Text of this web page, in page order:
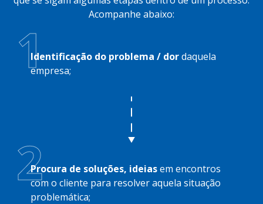
Acompanhe abaixo:
1Identificação do problema / dordaquela
empresa;
2Procura de soluções, ideiasem encontros
com o cliente para resolver aquela situação
problemática;